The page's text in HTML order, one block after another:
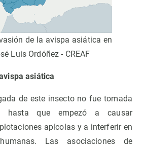
de la avispa asiática en
Luis Ordóñez - CREAF
asiática
de este insecto no fue tomada
hasta que empezó a causar
apícolas y a interferir en
Las asociaciones de